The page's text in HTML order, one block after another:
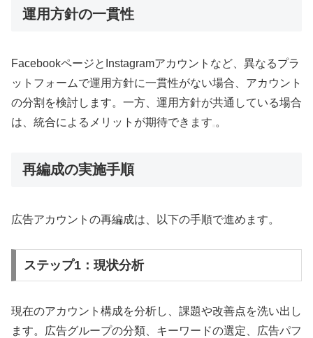
運用方針の一貫性
FacebookページとInstagramアカウントなど、異なるプラ
ットフォームで運用方針に一貫性がない場合、アカウント
の分割を検討します。一方、運用方針が共通している場合
は、統合によるメリットが期待できます 。
再編成の実施手順
広告アカウントの再編成は、以下の手順で進めます。
ステップ1：現状分析
現在のアカウント構成を分析し、課題や改善点を洗い出し
ます。広告グループの分類、キーワードの選定、広告パフ